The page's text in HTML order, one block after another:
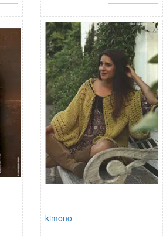
kimono